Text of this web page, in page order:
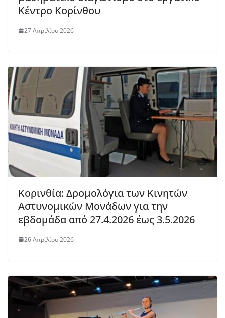
Κέντρο Κορίνθου
27 Απριλίου 2026
Κορινθία: Δρομολόγια των Κινητών
Αστυνομικών Μονάδων για την
εβδομάδα από 27.4.2026 έως 3.5.2026
26 Απριλίου 2026